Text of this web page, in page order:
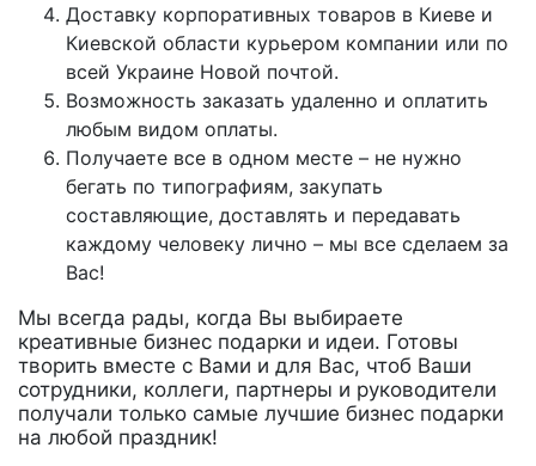
Доставку корпоративных товаров в Киеве и
Киевской области курьером компании или по
всей Украине Новой почтой.
Возможность заказать удаленно и оплатить
любым видом оплаты.
Получаете все в одном месте – не нужно
бегать по типографиям, закупать
составляющие, доставлять и передавать
каждому человеку лично – мы все сделаем за
Вас!
Мы всегда рады, когда Вы выбираете
креативные бизнес подарки и идеи. Готовы
творить вместе с Вами и для Вас, чтоб Ваши
сотрудники, коллеги, партнеры и руководители
получали только самые лучшие бизнес подарки
на любой праздник!